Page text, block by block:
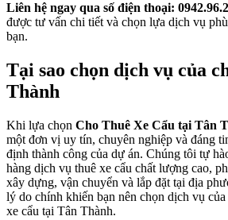
Liên hệ ngay qua số điện thoại:
được tư vấn chi tiết và chọn lựa dịch vụ
bạn.
Tại sao chọn dịch vụ của
Thành
Khi lựa chọn Cho Thuê Xe Cẩu tại Tân
một đơn vị uy tín, chuyên nghiệp và đáng
định thành công của dự án. Chúng tôi tự
hàng dịch vụ thuê xe cẩu chất lượng cao,
xây dựng, vận chuyển và lắp đặt tại địa
lý do chính khiến bạn nên chọn dịch vụ
xe cẩu tại Tân Thành.